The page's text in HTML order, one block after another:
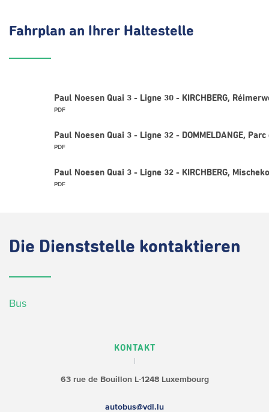
Fahrplan an Ihrer Haltestelle
Paul Noesen Quai 3 - Ligne 30 - KIRCHBERG,
PDF
Paul Noesen Quai 3 - Ligne 32 - DOMMELDANGE,
PDF
Paul Noesen Quai 3 - Ligne 32 - KIRCHBERG,
PDF
Die Dienststelle kontaktieren
Bus
KONTAKT
63 rue de BouillonL-1248 Luxembourg
autobus@vdl.lu